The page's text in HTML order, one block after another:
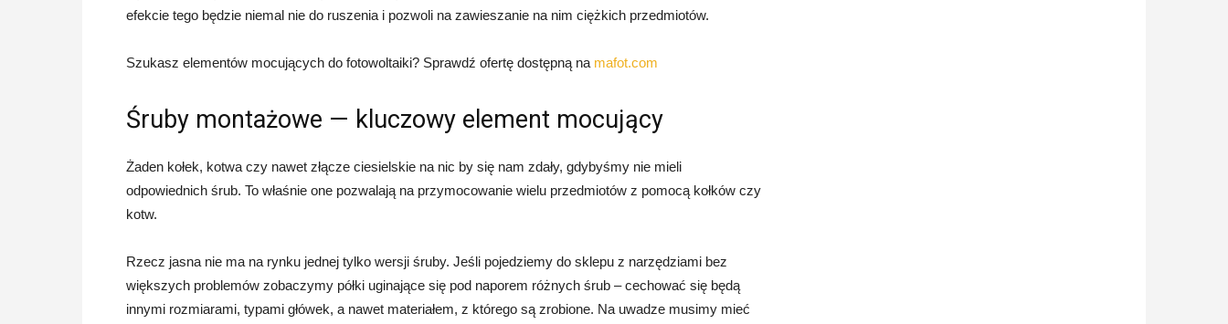
efekcie tego będzie niemal nie do ruszenia i pozwoli na zawieszanie na nim ciężkich przedmiotów.
Szukasz elementów mocujących do fotowoltaiki? Sprawdź ofertę dostępną na mafot.com
Śruby montażowe — kluczowy element mocujący
Żaden kołek, kotwa czy nawet złącze ciesielskie na nic by się nam zdały, gdybyśmy nie mieli
odpowiednich śrub. To właśnie one pozwalają na przymocowanie wielu przedmiotów z pomocą kołków czy
kotw.
Rzecz jasna nie ma na rynku jednej tylko wersji śruby. Jeśli pojedziemy do sklepu z narzędziami bez
większych problemów zobaczymy półki uginające się pod naporem różnych śrub – cechować się będą
innymi rozmiarami, typami główek, a nawet materiałem, z którego są zrobione. Na uwadze musimy mieć